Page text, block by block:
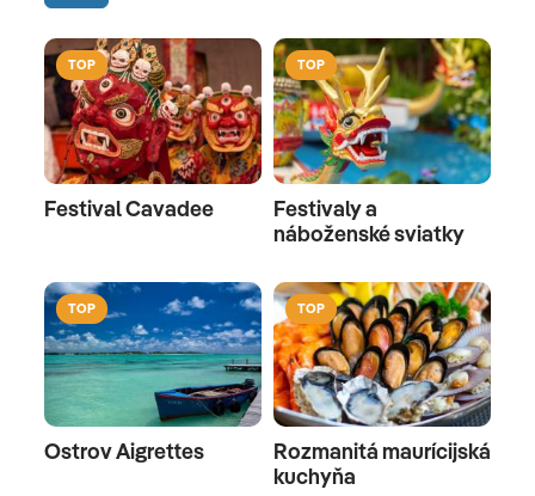
TOP
Festival Cavadee
TOP
Festivaly a
náboženské sviatky
TOP
Ostrov Aigrettes
TOP
Rozmanitá maurícijská
kuchyňa